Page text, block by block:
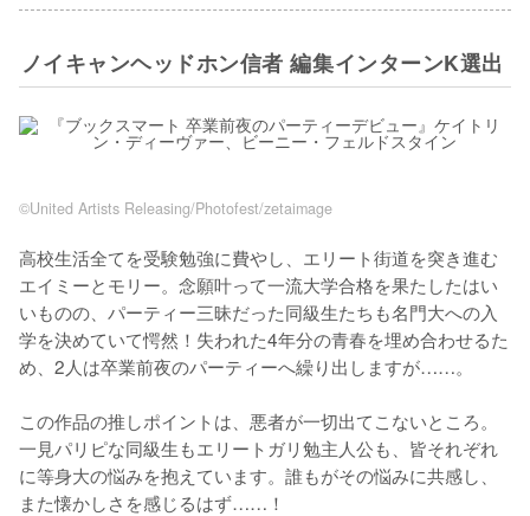
ノイキャンヘッドホン信者 編集インターンK選出
©︎United Artists Releasing/Photofest/zetaimage
高校生活全てを受験勉強に費やし、エリート街道を突き進む
エイミーとモリー。念願叶って一流大学合格を果たしたはい
いものの、パーティー三昧だった同級生たちも名門大への入
学を決めていて愕然！失われた4年分の青春を埋め合わせるた
め、2人は卒業前夜のパーティーへ繰り出しますが……。
この作品の推しポイントは、悪者が一切出てこないところ。
一見パリピな同級生もエリートガリ勉主人公も、皆それぞれ
に等身大の悩みを抱えています。誰もがその悩みに共感し、
また懐かしさを感じるはず……！